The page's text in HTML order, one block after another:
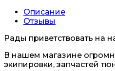
Описание
Отзывы
Рады приветствовать на
В нашем магазине
экипировки, запчастей